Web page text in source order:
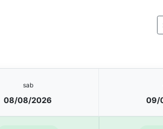
sab
08/08/2026 09/